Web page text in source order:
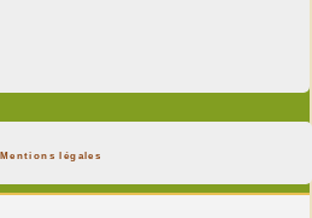
Mentions légales